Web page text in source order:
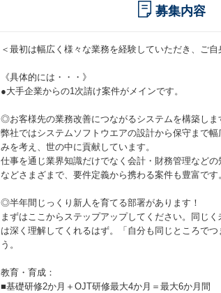
募集内容
＜最初は幅広く様々な業務を経験していただき、ご
《具体的には・・・》
●大手企業からの1次請け案件がメインです。
◎お客様先の業務改善につながるシステムを構築しま
弊社ではシステムソフトウエアの設計から保守まで
みを考え、世の中に貢献しています。
仕事を通じ業界知識だけでなく会計・財務管理など
などさまざまで、要件定義から携わる案件も豊富で
◎半年間じっくり新人を育てる部署があります！
まずはここからステップアップしてください。同じ
は深く理解してくれるはず。「自分も同じところで
う。
教育・育成：
■基礎研修2か月＋OJT研修最大4か月＝最大6か月間